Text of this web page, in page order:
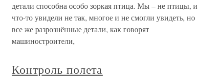
детали способна особо зоркая птица. Мы – не птицы, и
что-то увидели не так, многое и не смогли увидеть, но
все же разрознённые детали, как говорят
машиностроители,
Контроль полета